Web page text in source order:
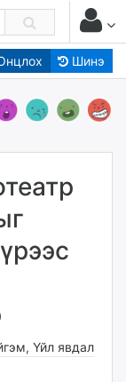
Шинэ
, Үйл явдал